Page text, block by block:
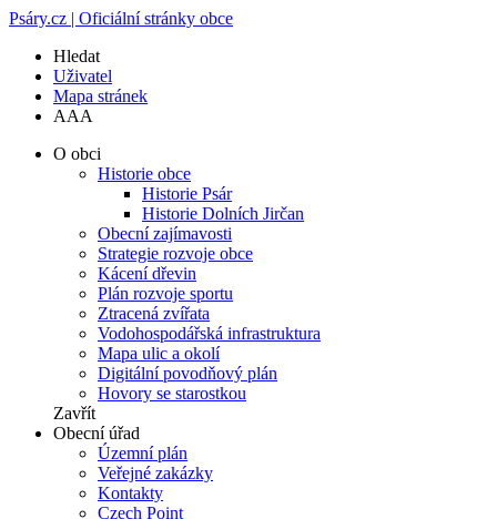
Psáry.cz | Oficiální stránky obce
Hledat
Uživatel
Mapa stránek
AAA
O obci
Historie obce
Historie Psár
Historie Dolních Jirčan
Obecní zajímavosti
Strategie rozvoje obce
Kácení dřevin
Plán rozvoje sportu
Ztracená zvířata
Vodohospodářská infrastruktura
Mapa ulic a okolí
Digitální povodňový plán
Hovory se starostkou
Zavřít
Obecní úřad
Územní plán
Veřejné zakázky
Kontakty
Czech Point